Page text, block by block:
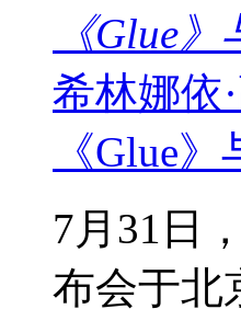
《Glue
希林娜依
《Glue
7月31日
布会于北